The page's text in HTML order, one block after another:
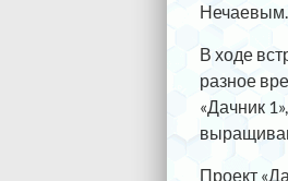
Нечаевым.
В ходе
разное
«Дачник
Проект